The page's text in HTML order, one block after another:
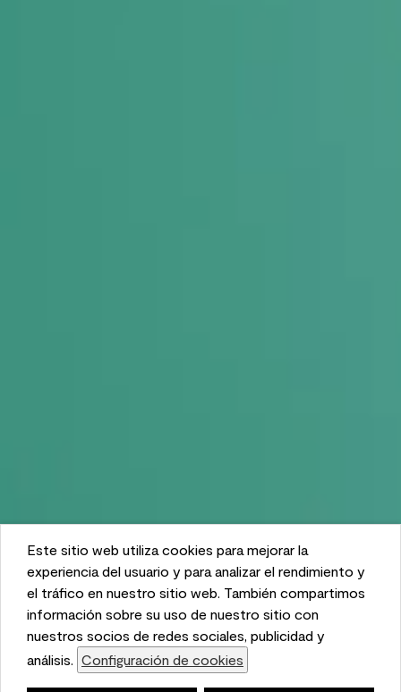
This website uses cookies to enhance user experience
and to analyze performance and traffic on our website.
We also share information about your use of our site
with our social media, advertising, and analytics
partners. Cookie Settings
Este sitio web utiliza cookies para mejorar la
experiencia del usuario y para analizar el rendimiento y
el tráfico en nuestro sitio web. También compartimos
información sobre su uso de nuestro sitio con
nuestros socios de redes sociales, publicidad y
análisis. Configuración de cookies